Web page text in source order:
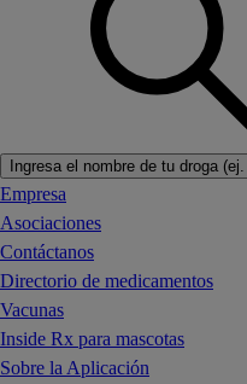
Ingresa el nombre de tu droga
Empresa
Asociaciones
Contáctanos
Directorio de medicamentos
Vacunas
Inside Rx para mascotas
Sobre la Aplicación